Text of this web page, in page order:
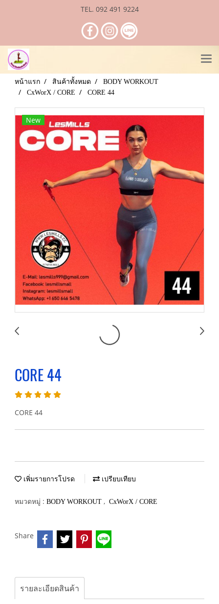
TEL. 092 491 9224
หน้าแรก สินค้าทั้งหมด
BODY WORKOUT
CxWorX / CORE
CORE 44
New
CORE 44
CORE 44
เพิ่มรายการโปรด เปรียบเทียบ
หมวดหมู่ : BODY WORKOUT , CxWorX / CORE
Share
รายละเอียดสินค้า